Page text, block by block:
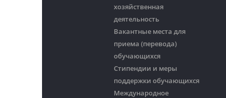
хозяйственная
деятельность
Вакантные места для
приема (перевода)
обучающихся
Стипендии и меры
поддержки обучающихся
Международное